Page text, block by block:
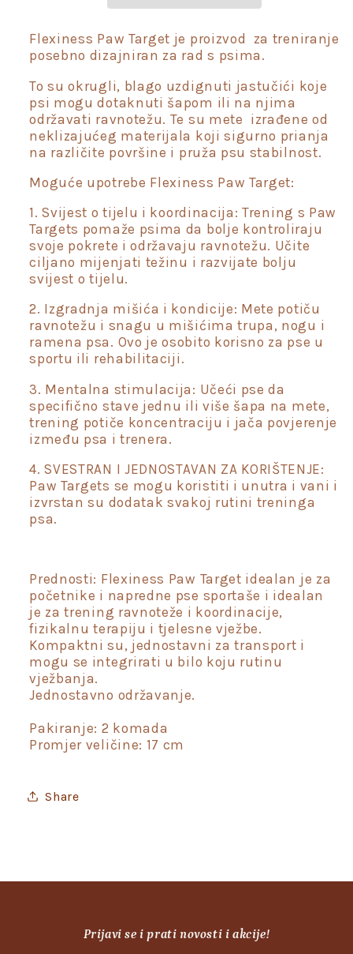
Flexiness Paw Target je proizvod za treniranje
posebno dizajniran za rad s psima.
To su okrugli, blago uzdignuti jastučići koje
psi mogu dotaknuti šapom ili na njima
održavati ravnotežu. Te su mete izrađene od
neklizajućeg materijala koji sigurno prianja
na različite površine i pruža psu stabilnost.
Moguće upotrebe Flexiness Paw Target:
1. Svijest o tijelu i koordinacija: Trening s Paw
Targets pomaže psima da bolje kontroliraju
svoje pokrete i održavaju ravnotežu. Učite
ciljano mijenjati težinu i razvijate bolju
svijest o tijelu.
2. Izgradnja mišića i kondicije: Mete potiču
ravnotežu i snagu u mišićima trupa, nogu i
ramena psa. Ovo je osobito korisno za pse u
sportu ili rehabilitaciji.
3. Mentalna stimulacija: Učeći pse da
specifično stave jednu ili više šapa na mete,
trening potiče koncentraciju i jača povjerenje
između psa i trenera.
4. SVESTRAN I JEDNOSTAVAN ZA KORIŠTENJE:
Paw Targets se mogu koristiti i unutra i vani i
izvrstan su dodatak svakoj rutini treninga
psa.
Prednosti: Flexiness Paw Target idealan je za
početnike i napredne pse sportaše i idealan
je za trening ravnoteže i koordinacije,
fizikalnu terapiju i tjelesne vježbe.
Kompaktni su, jednostavni za transport i
mogu se integrirati u bilo koju rutinu
vježbanja.
Jednostavno održavanje.
Pakiranje: 2 komada
Promjer veličine: 17 cm
Share
Prijavi se i prati novosti i akcije!